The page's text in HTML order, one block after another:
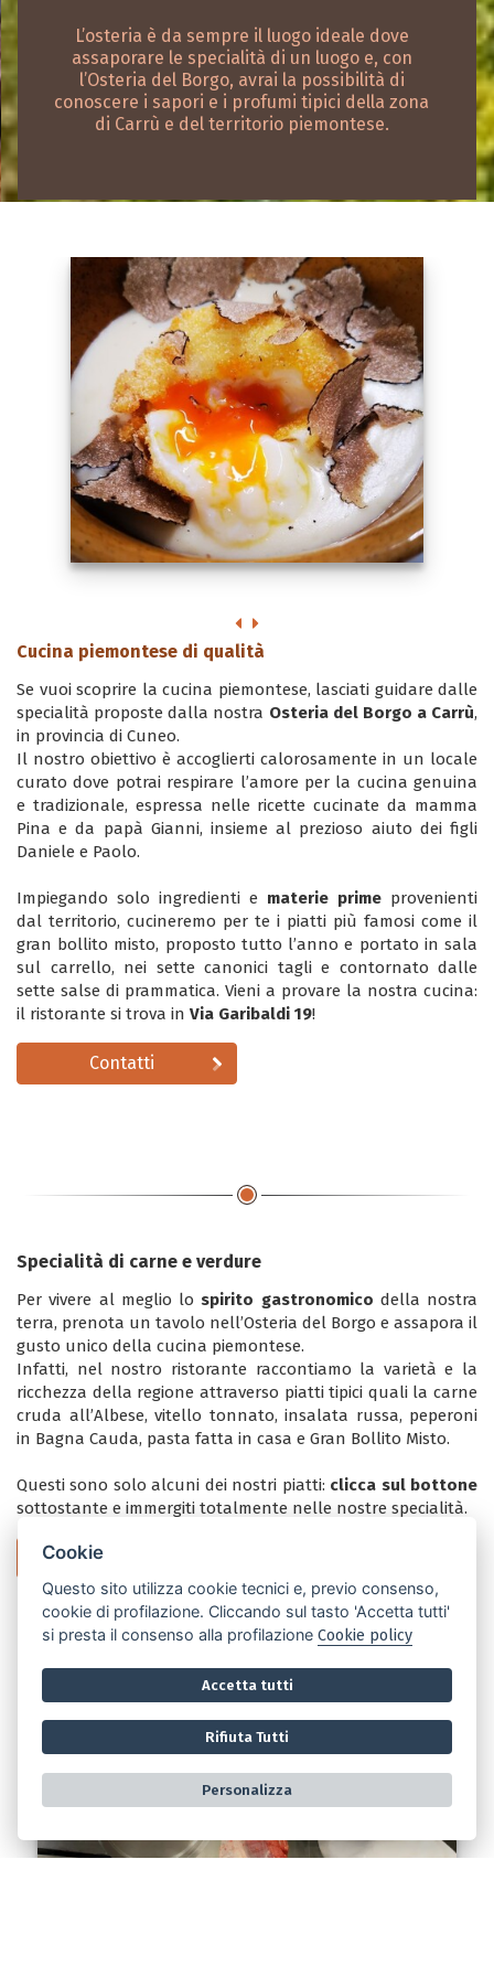
L’osteria è da sempre il luogo ideale dove
assaporare le specialità di un luogo e, con
l’Osteria del Borgo, avrai la possibilità di
conoscere i sapori e i profumi tipici della zona
di Carrù e del territorio piemontese.
Cucina piemontese di qualità
Se vuoi scoprire la cucina piemontese, lasciati guidare dalle
specialità proposte dalla nostra Osteria del Borgo a Carrù,
in provincia di Cuneo.
Il nostro obiettivo è accoglierti calorosamente in un locale
curato dove potrai respirare l’amore per la cucina genuina
e tradizionale, espressa nelle ricette cucinate da mamma
Pina e da papà Gianni, insieme al prezioso aiuto dei figli
Daniele e Paolo.
Impiegando solo ingredienti e materie prime provenienti
dal territorio, cucineremo per te i piatti più famosi come il
gran bollito misto, proposto tutto l’anno e portato in sala
sul carrello, nei sette canonici tagli e contornato dalle
sette salse di prammatica. Vieni a provare la nostra cucina:
il ristorante si trova in Via Garibaldi 19!
Contatti
Specialità di carne e verdure
Per vivere al meglio lospirito gastronomico della nostra
terra, prenota un tavolo nell’Osteria del Borgo e assapora il
gusto unico della cucina piemontese.
Infatti, nel nostro ristorante raccontiamo la varietà e la
ricchezza della regione attraverso piatti tipici quali la carne
cruda all’Albese, vitello tonnato, insalata russa, peperoni
in Bagna Cauda, pasta fatta in casa e Gran Bollito Misto.
Questi sono solo alcuni dei nostri piatti: clicca sul bottone
sottostante e immergiti totalmente nelle nostre specialità.
L'Osteria
Cookie
Questo sito utilizza cookie tecnici e, previo consenso,
cookie di profilazione. Cliccando sul tasto 'Accetta tutti'
si presta il consenso alla profilazioneCookie policy
Accetta tutti
Rifiuta Tutti
Personalizza